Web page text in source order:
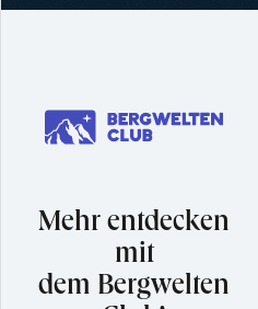
Mehr entdecken
mit
dem Bergwelten